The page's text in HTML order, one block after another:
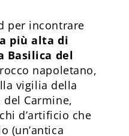
per incontrare
più alta di
Basilica del
napoletano,
vigilia della
Carmine,
d’artificio che
(un’antica